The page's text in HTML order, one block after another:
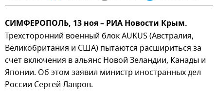
СИМФЕРОПОЛЬ, 13 ноя – РИА Новости Крым.
Трехсторонний военный блок AUKUS (Австралия,
Великобритания и США) пытаются расшириться за
счет включения в альянс Новой Зеландии, Канады и
Японии. Об этом заявил министр иностранных дел
России Сергей Лавров.